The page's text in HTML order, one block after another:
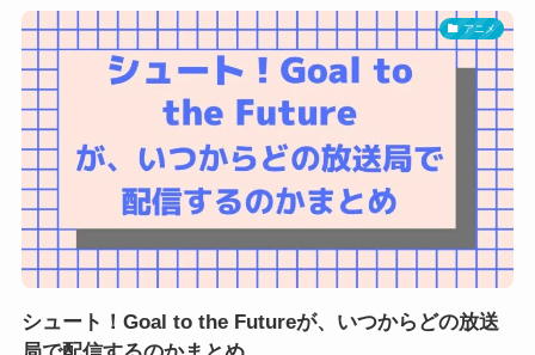
アニメ
シュート！Goal to the Futureが、いつからどの放送